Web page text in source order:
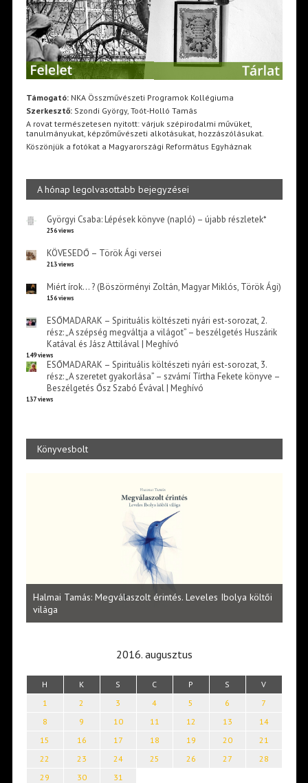
Támogató:NKA Összművészeti Programok Kollégiuma
Szerkesztő:Szondi György, Toót-Holló Tamás
A rovat természetesen nyitott: várjuk szépirodalmi művüket,
tanulmányukat, képzőművészeti alkotásukat, hozzászólásukat.
Köszönjük a fotókat a Magyarországi Református Egyháznak
A hónap legolvasottabb bejegyzései
Györgyi Csaba: Lépések könyve (napló) – újabb részletek*
256 views
KÖVESEDŐ – Török Ági versei
213 views
Miért írok… ? (Böszörményi Zoltán, Magyar Miklós, Török Ági)
156 views
ESŐMADARAK – Spirituális költészeti nyári est-sorozat, 2.
rész: „A szépség megváltja a világot” – beszélgetés Huszárik
Katával és Jász Attilával | Meghívó
149 views
ESŐMADARAK – Spirituális költészeti nyári est-sorozat, 3.
rész: „A szeretet gyakorlása” – szvámí Tírtha Fekete könyve –
Beszélgetés Ősz Szabó Évával | Meghívó
137 views
Könyvesbolt
Halmai Tamás: Megválaszolt érintés. Leveles Ibolya költői
világa
2016. augusztus
H K S C P S V
1 2 3 4 5 6
7
8
9 10 11 12 13
14
15
16 17 18 19 20
21
22
23 24 25 26 27
28
29
30 31